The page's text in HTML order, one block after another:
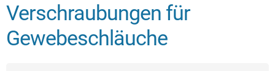
Verschraubungen für
Gewebeschläuche